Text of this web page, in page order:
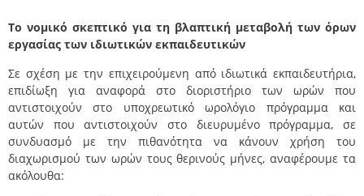
Το νομικό σκεπτικό για τη βλαπτική μεταβολή των όρων
εργασίας των ιδιωτικών εκπαιδευτικών
Σε σχέση με την επιχειρούμενη από ιδιωτικά εκπαιδευτήρια,
επιδίωξη για αναφορά στο διοριστήριο των ωρών που
αντιστοιχούν στο υποχρεωτικό ωρολόγιο πρόγραμμα και
αυτών που αντιστοιχούν στο διευρυμένο πρόγραμμα, σε
συνδυασμό με την πιθανότητα να κάνουν χρήση του
διαχωρισμού των ωρών τους θερινούς μήνες, αναφέρουμε τα
ακόλουθα: